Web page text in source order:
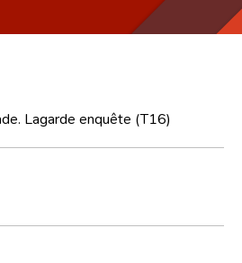
Lagarde enquête (T16)